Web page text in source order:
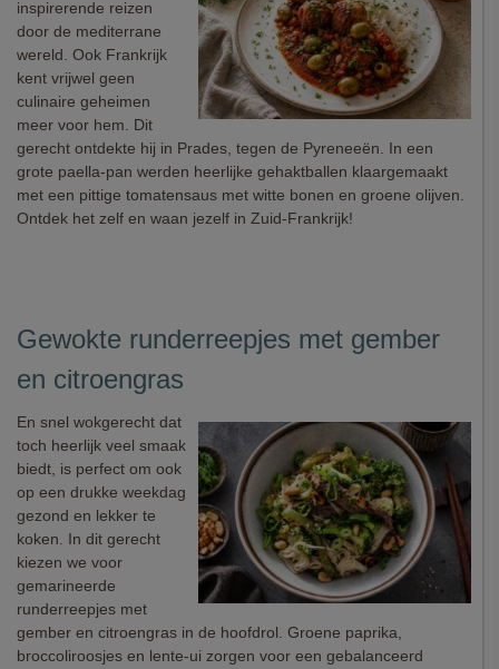
inspirerende reizen
door de mediterrane
wereld. Ook Frankrijk
kent vrijwel geen
culinaire geheimen
meer voor hem. Dit
gerecht ontdekte hij in Prades, tegen de Pyreneeën. In een
grote paella-pan werden heerlijke gehaktballen klaargemaakt
met een pittige tomatensaus met witte bonen en groene olijven.
Ontdek het zelf en waan jezelf in Zuid-Frankrijk!
Gewokte runderreepjes met gember
en citroengras
En snel wokgerecht dat
toch heerlijk veel smaak
biedt, is perfect om ook
op een drukke weekdag
gezond en lekker te
koken. In dit gerecht
kiezen we voor
gemarineerde
runderreepjes met
gember en citroengras in de hoofdrol. Groene paprika,
broccoliroosjes en lente-ui zorgen voor een gebalanceerd